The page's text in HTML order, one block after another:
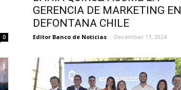
0
GERENCIA DE MARKETING EN
DEFONTANA CHILE
Editor Banco de Noticias - December 17, 2024